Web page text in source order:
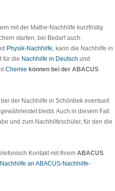
mit der Mathe-Nachhilfe kurzfristig
starten, bei Bedarf auch
Physik-Nachhilfe, kann die Nachhilfe in
für die Nachhilfe in Deutsch und
Chemie können bei der ABACUS
der Nachhilfe in Schönbek eventuell
bleibt. Auch in diesem Fall
und zum Nachhilfeschüler, für den die
Kontakt mit Ihrem ABACUS
Nachhilfe an ABACUS-Nachhilfe-